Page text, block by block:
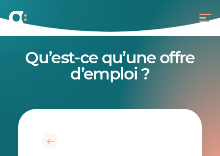
Qu’est-ce qu’une offre
d’emploi ?